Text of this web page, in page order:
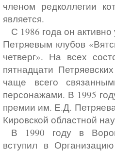
членом редколлегии
является.
С 1986 года он активно участвует в работе созданных Е.Д.
Петряевым клубов
четверг». На всех
пятнадцати
чаще всего
персонажами. В 1995
премии им. Е.Д.
Кировской областной
В 1990 году в Воронеже Владимир Константинович
вступил в